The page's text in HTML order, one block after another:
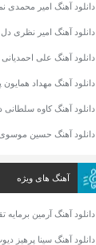
دانلود آهنگ امیر محمدی
دانلود آهنگ امیر نظری دل
دانلود آهنگ علی احمدیانی
دانلود آهنگ مهداد
دانلود آهنگ کاوه سلطانی
دانلود آهنگ حسین موسوی
آهنگ های ویژه
دانلود آهنگ آرمین برمایه
دانلود آهنگ سینا پرهیز